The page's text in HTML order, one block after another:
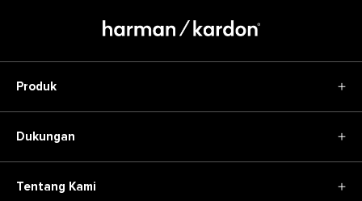
Produk
Speaker
Sale
Dukungan
Beli Produk Asli
Authorized Dealers
Tentang Kami